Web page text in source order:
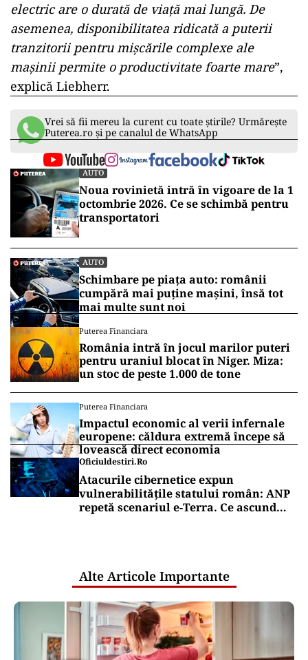
electric are o durată de viață mai lungă. De
asemenea, disponibilitatea ridicată a puterii
tranzitorii pentru mișcările complexe ale
mașinii permite o productivitate foarte mare”,
explică Liebherr.
Vrei să fii mereu la curent cu toate știrile? Urmărește
Puterea.ro și pe canalul de WhatsApp
AUTO
Noua rovinietă intră în vigoare de la 1
octombrie 2026. Ce se schimbă pentru
transportatori
AUTO
Schimbare pe piața auto: românii
cumpără mai puține mașini, însă tot
mai multe sunt noi
Puterea Financiara
România intră în jocul marilor puteri
pentru uraniul blocat în Niger. Miza:
un stoc de peste 1.000 de tone
Puterea Financiara
Impactul economic al verii infernale
europene: căldura extremă începe să
lovească direct economia
Oficiuldestiri.ro
Atacurile cibernetice expun
vulnerabilitățile statului român: ANP
repetă scenariul e‑Terra. Ce ascund
Alte Articole Importante